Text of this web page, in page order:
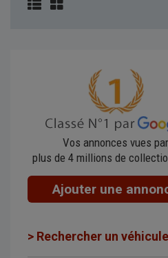
Vos annonces vues par
plus de 4 millions de
Ajouter une
> Rechercher un véhicule